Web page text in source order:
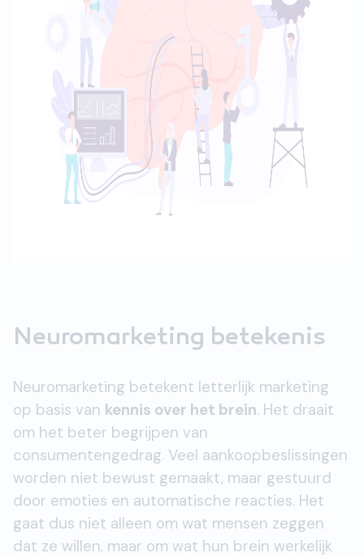
Neuromarketing betekenis
Neuromarketing betekent letterlijk marketing
op basis van kennis over het brein. Het draait
om het beter begrijpen van
consumentengedrag. Veel aankoopbeslissingen
worden niet bewust gemaakt, maar gestuurd
door emoties en automatische reacties. Het
gaat dus niet alleen om wat mensen zeggen
dat ze willen, maar om wat hun brein werkelijk